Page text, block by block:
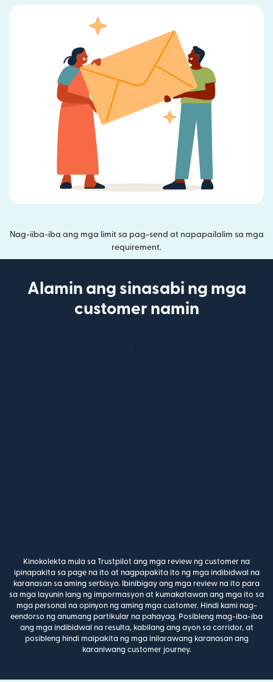
Nag-iiba-iba ang mga limit sa pag-send at napapailalim sa mga
requirement.
Alamin ang sinasabi ng mga
customer namin
Kinokolekta mula sa Trustpilot ang mga review ng customer na
ipinapakita sa page na ito at nagpapakita ito ng mga indibidwal na
karanasan sa aming serbisyo. Ibinibigay ang mga review na ito para
sa mga layunin lang ng impormasyon at kumakatawan ang mga ito sa
mga personal na opinyon ng aming mga customer. Hindi kami nag-
eendorso ng anumang partikular na pahayag. Posibleng mag-iba-iba
ang mga indibidwal na resulta, kabilang ang ayon sa corridor, at
posibleng hindi maipakita ng mga inilarawang karanasan ang
karaniwang customer journey.